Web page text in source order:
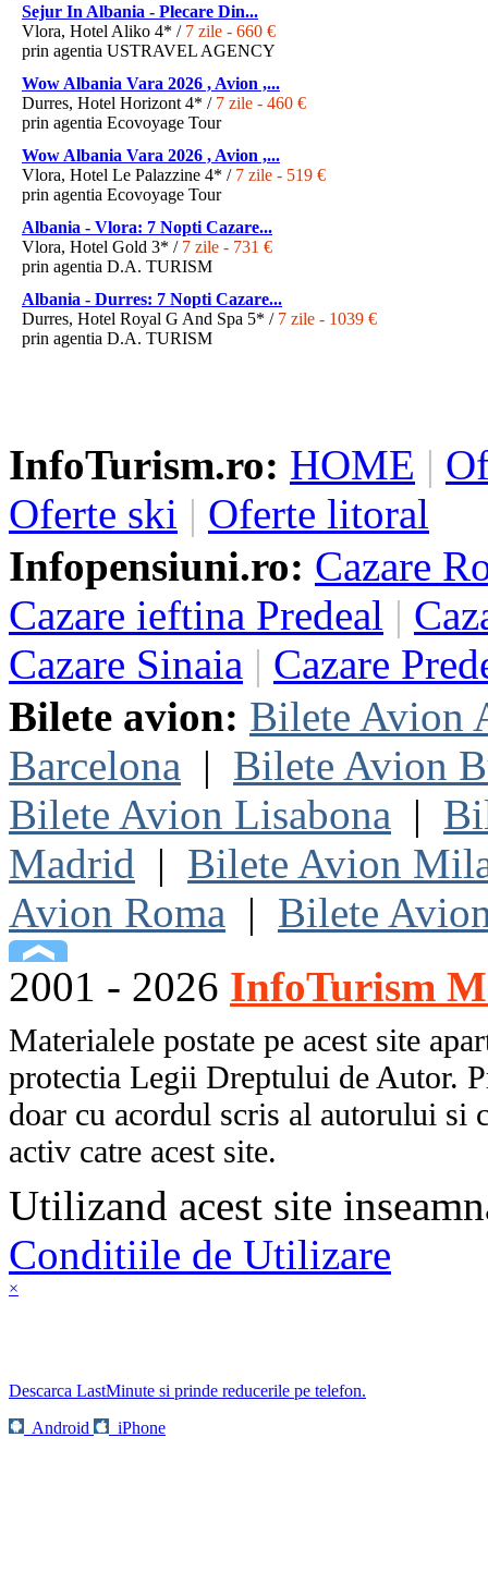
Sejur In Albania - Plecare Din...
Vlora, Hotel Aliko 4* / 7 zile - 660 €
prin agentia USTRAVEL AGENCY
Wow Albania Vara 2026 , Avion ,...
Durres, Hotel Horizont 4* / 7 zile - 460 €
prin agentia Ecovoyage Tour
Wow Albania Vara 2026 , Avion ,...
Vlora, Hotel Le Palazzine 4* / 7 zile - 519 €
prin agentia Ecovoyage Tour
Albania - Vlora: 7 Nopti Cazare...
Vlora, Hotel Gold 3* / 7 zile - 731 €
prin agentia D.A. TURISM
Albania - Durres: 7 Nopti Cazare...
Durres, Hotel Royal G And Spa 5* / 7 zile - 1039 €
prin agentia D.A. TURISM
InfoTurism.ro: HOME |
Oferte ski | Oferte litoral
Infopensiuni.ro: Cazare
Cazare ieftina Predeal |
Cazare Sinaia | Cazare
Bilete avion: Bilete Avion
Barcelona | Bilete Avion
Bilete Avion Lisabona |
Madrid | Bilete Avion
Avion Roma | Bilete
2001 - 2026 InfoTurism
Materialele postate pe acest site
protectia Legii Dreptului de Autor.
doar cu acordul scris al autorului si
activ catre acest site.
Utilizand acest site
Conditiile de Utilizare
×
Descarca LastMinute si prinde reducerile pe telefon.
Android
iPhone